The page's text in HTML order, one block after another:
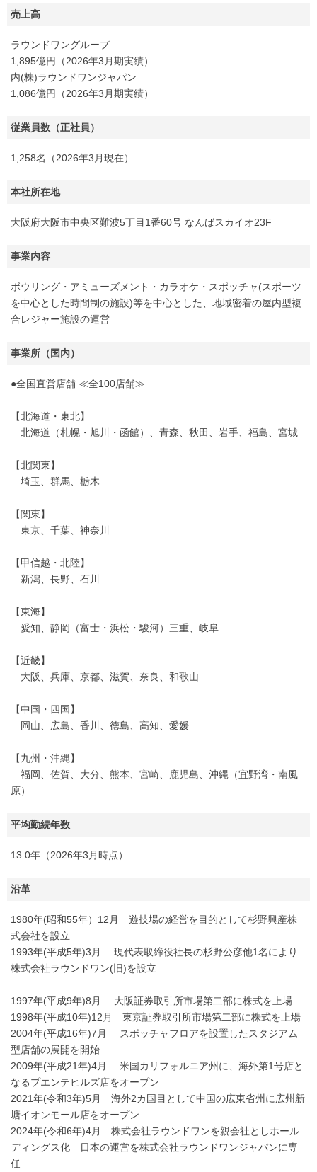
売上高
ラウンドワングループ
1,895億円（2026年3月期実績）
内(株)ラウンドワンジャパン
1,086億円（2026年3月期実績）
従業員数（正社員）
1,258名（2026年3月現在）
本社所在地
大阪府大阪市中央区難波5丁目1番60号 なんばスカイオ23F
事業内容
ボウリング・アミューズメント・カラオケ・スポッチャ(スポーツ
を中心とした時間制の施設)等を中心とした、地域密着の屋内型複
合レジャー施設の運営
事業所（国内）
●全国直営店舗 ≪全100店舗≫
【北海道・東北】
北海道（札幌・旭川・函館）、青森、秋田、岩手、福島、宮城
【北関東】
埼玉、群馬、栃木
【関東】
東京、千葉、神奈川
【甲信越・北陸】
新潟、長野、石川
【東海】
愛知、静岡（富士・浜松・駿河）三重、岐阜
【近畿】
大阪、兵庫、京都、滋賀、奈良、和歌山
【中国・四国】
岡山、広島、香川、徳島、高知、愛媛
【九州・沖縄】
福岡、佐賀、大分、熊本、宮崎、鹿児島、沖縄（宜野湾・南風
原）
平均勤続年数
13.0年（2026年3月時点）
沿革
1980年(昭和55年）12月 遊技場の経営を目的として杉野興産株
式会社を設立
1993年(平成5年)3月 現代表取締役社長の杉野公彦他1名により
株式会社ラウンドワン(旧)を設立
1997年(平成9年)8月 大阪証券取引所市場第二部に株式を上場
1998年(平成10年)12月 東京証券取引所市場第二部に株式を上場
2004年(平成16年)7月 スポッチャフロアを設置したスタジアム
型店舗の展開を開始
2009年(平成21年)4月 米国カリフォルニア州に、海外第1号店と
なるプエンテヒルズ店をオープン
2021年(令和3年)5月 海外2カ国目として中国の広東省州に広州新
塘イオンモール店をオープン
2024年(令和6年)4月 株式会社ラウンドワンを親会社としホール
ディングス化 日本の運営を株式会社ラウンドワンジャパンに専
任